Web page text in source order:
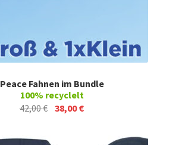
Peace Fahnen im Bundle
100% recyclelt
42,00€ Ursprünglicher
38,00€Aktueller